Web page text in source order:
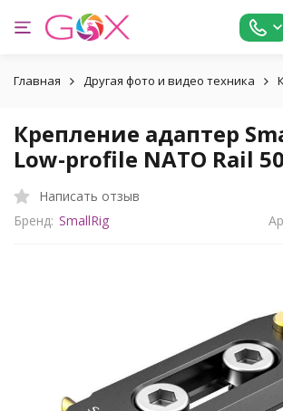
Главная Другая фото и видео техника
Крепление адаптер
Low-profile NATO Rail
Написать отзыв
Бренд: SmallRig